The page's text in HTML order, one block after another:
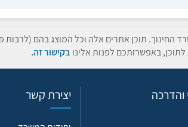
החינוך. תוכן אתרים אלה וכל המוצג בהם (לרבות
באפשרותכם לפנות אלינו בקישור זה.
והדרכה יצירת קשר